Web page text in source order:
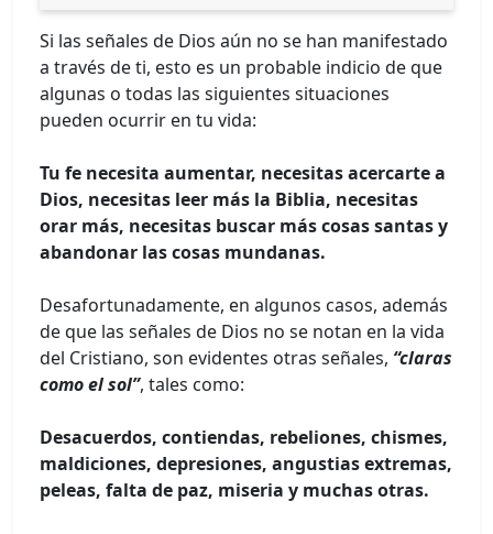
Si las señales de Dios aún no se han manifestado
a través de ti, esto es un probable indicio de que
algunas o todas las siguientes situaciones
pueden ocurrir en tu vida:
Tu fe necesita aumentar, necesitas acercarte a
Dios, necesitas leer más la Biblia, necesitas
orar más, necesitas buscar más cosas santas y
abandonar las cosas mundanas.
Desafortunadamente, en algunos casos, además
de que las señales de Dios no se notan en la vida
del Cristiano, son evidentes otras señales, “claras
como el sol”, tales como:
Desacuerdos, contiendas, rebeliones, chismes,
maldiciones, depresiones, angustias extremas,
peleas, falta de paz, miseria y muchas otras.